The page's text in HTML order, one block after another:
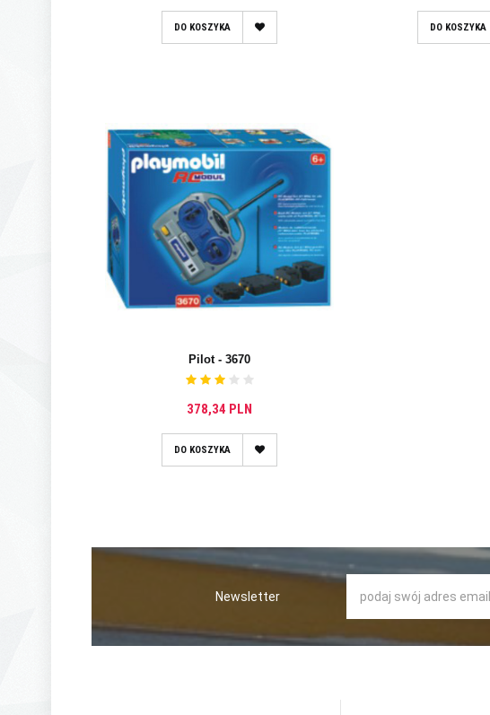
DO KOSZYKA DO KOSZYKA
Pilot - 3670
378,34 PLN
DO KOSZYKA
Newsletter